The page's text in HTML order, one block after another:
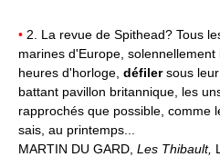
• 2. La revue de Spithead? Tous
marines d'Europe,
heures d'horloge, défilersous leur
battant pavillon britannique, les
rapprochés que possible, comme
sais, au printemps...
MARTIN DU GARD, Les Thibault,